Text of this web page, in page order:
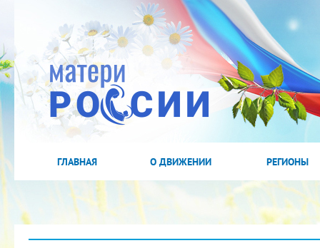
ГЛАВНАЯ О ДВИЖЕНИИ РЕГИОНЫ